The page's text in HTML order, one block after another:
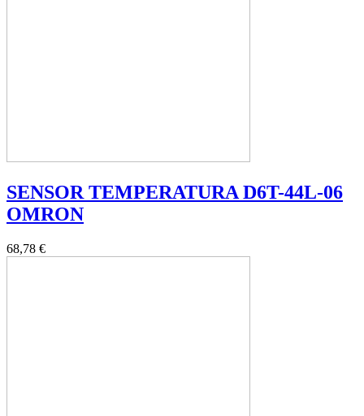
SENSOR TEMPERATURA D6T-44L-06
OMRON
68,78 €